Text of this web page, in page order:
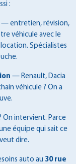
:
— entretien, révision,
véhicule avec le
Spécialistes
— Renault, Dacia
véhicule ? On a
On intervient. Parce
équipe qui sait ce
dire.
auto au 30 rue